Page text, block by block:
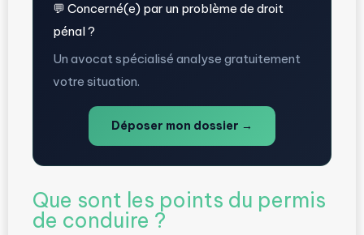
💬 Concerné(e) par un problème de droit
pénal ?
Un avocat spécialisé analyse gratuitement
votre situation.
Déposer mon dossier →
Que sont les points du permis
de conduire ?